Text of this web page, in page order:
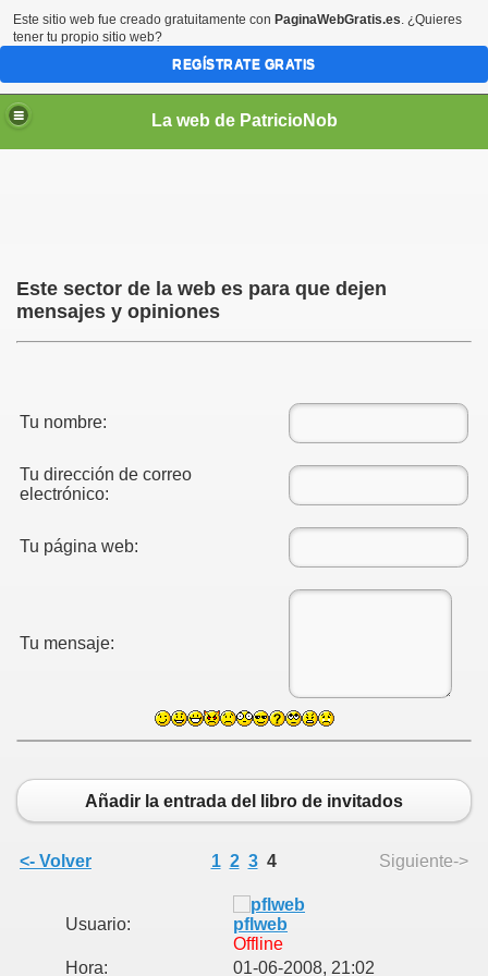
La web de PatricioNob
Este sector de la web es para que dejen
mensajes y opiniones
Tu nombre:
Tu dirección de correo
electrónico:
Tu página web:
Tu mensaje:
Añadir la entrada del libro de invitados
<- Volver 1 2 3 4 Siguiente->
Usuario:
pflweb
Offline
Hora:
01-06-2008, 21:02
Este sitio web fue creado gratuitamente con PaginaWebGratis.es. ¿Quieres
tener tu propio sitio web?
REGÍSTRATE GRATIS